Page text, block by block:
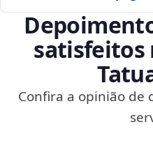
satisfeitos
Confira a opinião de